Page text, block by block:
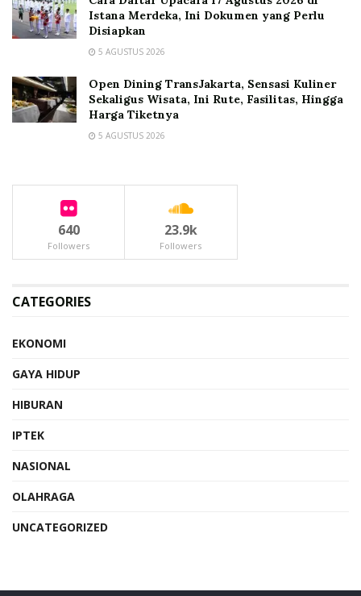
Istana Merdeka, Ini Dokumen yang Perlu
Disiapkan
5 AGUSTUS 2026
Open Dining TransJakarta, Sensasi Kuliner
Sekaligus Wisata, Ini Rute, Fasilitas, Hingga
Harga Tiketnya
5 AGUSTUS 2026
640
Followers
23.9k
Followers
CATEGORIES
EKONOMI
GAYA HIDUP
HIBURAN
IPTEK
NASIONAL
OLAHRAGA
UNCATEGORIZED